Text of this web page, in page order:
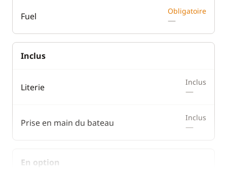
Fuel Obligatoire
—
Inclus
Literie Inclus
—
Prise en main du bateau Inclus
—
En option